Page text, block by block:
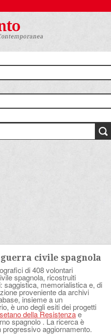
civile spagnola
di 408 volontari
spagnola, ricostruiti
saggistica, memorialistica e, di
proveniente da archivi
insieme a un
è uno degli esiti dei progetti
della Resistenzae
spagnolo . La ricerca è
aggiornamento.